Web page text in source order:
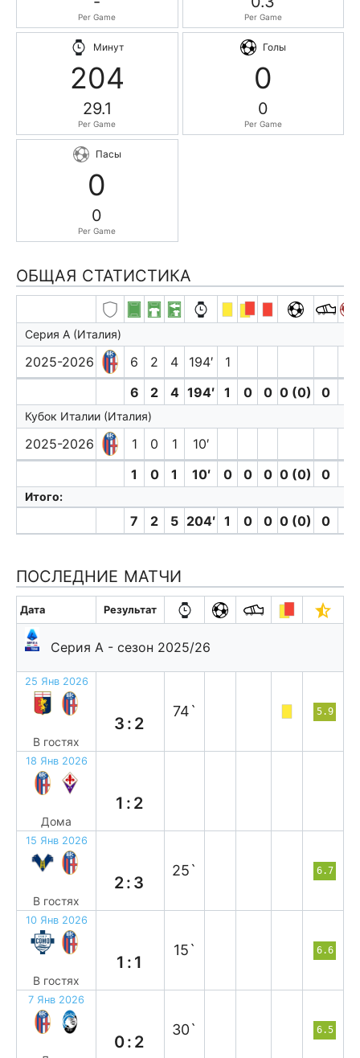
Per Game Per Game
Минут
204
29.1
Per Game
Голы
0
0
Per Game
Пасы
0
0
Per Game
ОБЩАЯ СТАТИСТИКА
Серия А (Италия)
2025-2026 6 2 4 194′
1
6
2 4 194′ 1 0 0 0 (0) 0
Кубок Италии (Италия)
2025-2026 1 0 1
10′
1
0 1 10′ 0 0 0 0 (0) 0
Итого:
7 2 5 204′ 1 0 0 0 (0) 0
ПОСЛЕДНИЕ МАТЧИ
Дата Результат
Серия А - сезон 2025/26
25 Янв 2026
В гостях
3:2
74` 5.9
18 Янв 2026
Дома
1:2
15 Янв 2026
В гостях
2:3
25` 6.7
10 Янв 2026
В гостях
1:1
15` 6.6
7 Янв 2026
0:2
30` 6.5